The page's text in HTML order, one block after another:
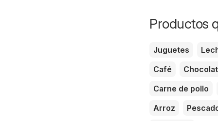
Productos
Juguetes
Café
Carne de pollo
Arroz